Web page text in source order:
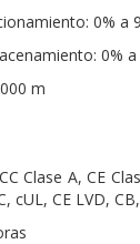
0% a
0% a
m
Clase A, CE
cUL, CE LVD,